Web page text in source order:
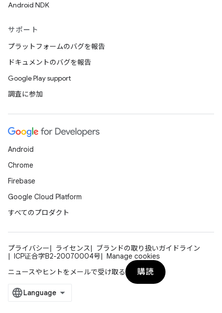
Android NDK
サポート
プラットフォームのバグを報告
ドキュメントのバグを報告
Google Play support
調査に参加
Android
Chrome
Firebase
Google Cloud Platform
すべてのプロダクト
プライバシー ライセンス
ブランドの取り扱いガイドライン
ICP证合字B2-20070004号
Manage cookies
ニュースやヒントをメールで受け取る
購読